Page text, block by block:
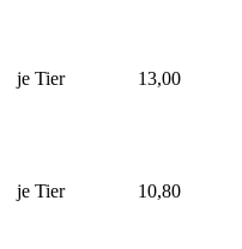
je Tier 13,00
je Tier 10,80